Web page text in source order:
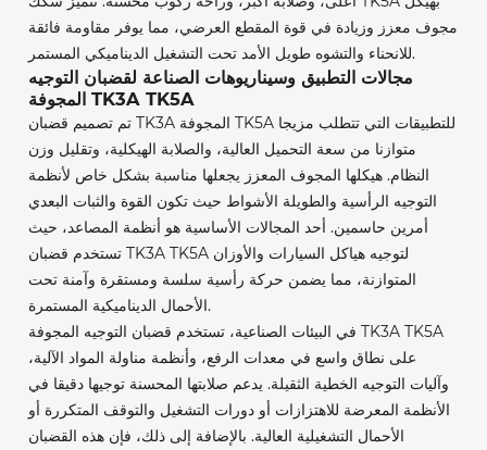
مجوف معزز وزيادة في قوة المقطع العرضي، مما يوفر مقاومة فائقة
للانحناء والتشوه طويل الأمد تحت التشغيل الديناميكي المستمر.
مجالات التطبيق وسيناريوهات الصناعة لقضبان التوجيه
المجوفة TK3A TK5A
تم تصميم قضبان TK3A المجوفة TK5A للتطبيقات التي تتطلب مزيجا
متوازنا من سعة التحميل العالية، والصلابة الهيكلية، وتقليل وزن
النظام. هيكلها المجوف المعزز يجعلها مناسبة بشكل خاص لأنظمة
التوجيه الرأسية والطويلة الأشواط حيث تكون القوة والثبات البعدي
أمرين حاسمين. أحد المجالات الأساسية هو أنظمة المصاعد، حيث
تستخدم قضبان TK3A TK5A لتوجيه هياكل السيارات والأوزان
المتوازنة، مما يضمن حركة رأسية سلسة ومستقرة وآمنة تحت
الأحمال الديناميكية المستمرة.
في البيئات الصناعية، تستخدم قضبان التوجيه المجوفة TK3A TK5A
على نطاق واسع في معدات الرفع، وأنظمة مناولة المواد الآلية،
وآليات التوجيه الخطية الثقيلة. يدعم صلابتها المحسنة توجيها دقيقا في
الأنظمة المعرضة للاهتزازات أو دورات التشغيل والتوقف المتكررة أو
الأحمال التشغيلية العالية. بالإضافة إلى ذلك، فإن هذه القضبان